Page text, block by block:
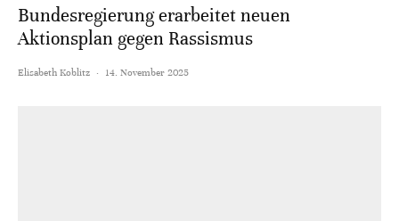
Bundesregierung erarbeitet neuen
Aktionsplan gegen Rassismus
Elisabeth Koblitz · 14. November 2025